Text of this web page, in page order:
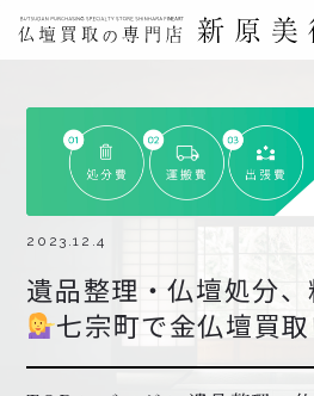
仏壇買取サービス
買取ステップ・お仏壇処分の流れ
ブログ
北陸三県外の方
よくあるご質問
2023.12.4
遺品整理・仏壇処分
七宗町で金仏壇買